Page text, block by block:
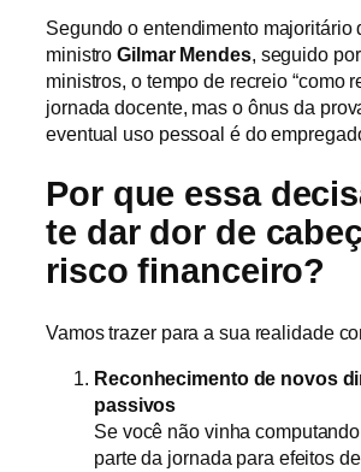
Segundo o entendimento majoritário
ministroGilmar Mendes, seguido
ministros, o tempo de recreio “como
jornada docente, mas o ônus da
eventual uso pessoal é do
Por que essa
te dar dor de
risco financeiro?
Vamos trazer para a sua realidade
Reconhecimento de novos
passivos
Se você não vinha
parte da jornada para efeitos